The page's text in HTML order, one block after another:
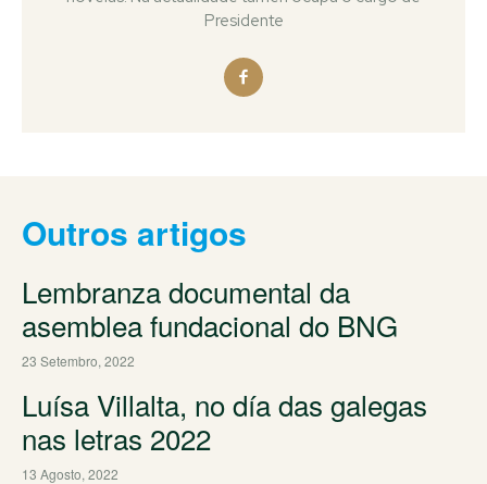
Presidente
Outros artigos
Lembranza documental da
asemblea fundacional do BNG
23 Setembro, 2022
Luísa Villalta, no día das galegas
nas letras 2022
13 Agosto, 2022